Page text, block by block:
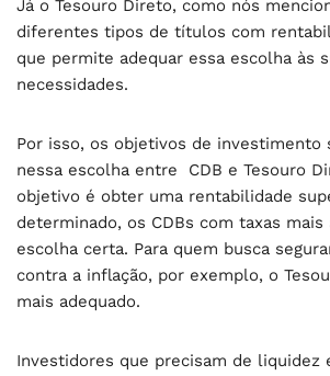
Já o Tesouro Direto, como nós
diferentes tipos de títulos com
que permite adequar essa escolha às
necessidades.
Por isso, os objetivos de investimento
nessa escolha entre CDB e Tesouro
objetivo é obter uma rentabilidade
determinado, os CDBs com taxas
escolha certa. Para quem busca
contra a inflação, por exemplo, o
mais adequado.
Investidores que precisam de liquidez